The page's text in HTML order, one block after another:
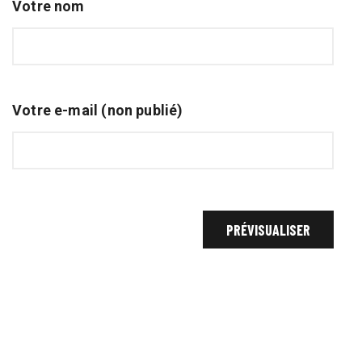
Votre nom
Votre e-mail (non publié)